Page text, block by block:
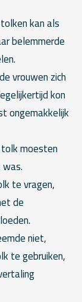
kan als
belemmerde
vrouwen zich
kon
ongemakkelijk
moesten
te vragen,
de
niet,
te gebruiken,